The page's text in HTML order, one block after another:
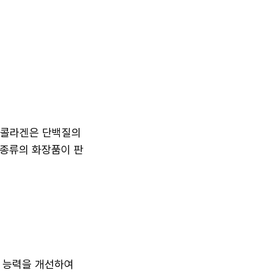
라겐은 단백질의
류의 화장품이 판
력을 개선하여